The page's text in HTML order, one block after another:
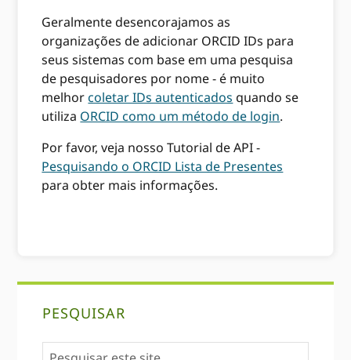
Geralmente desencorajamos as
organizações de adicionar ORCID IDs para
seus sistemas com base em uma pesquisa
de pesquisadores por nome - é muito
melhorcoletar IDs autenticados quando se
utiliza ORCID como um método de login.
Por favor, veja nosso Tutorial de API -
Pesquisando o ORCID Lista de Presentes
para obter mais informações.
primária
PESQUISAR
Pesquisar